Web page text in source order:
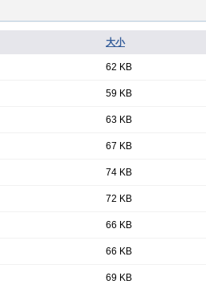
大小
62 KB
59 KB
63 KB
67 KB
74 KB
72 KB
66 KB
66 KB
69 KB